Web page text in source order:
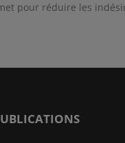
pour réduire les